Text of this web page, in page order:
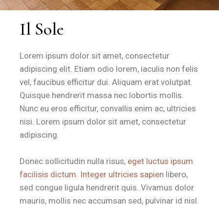
Il Sole
Lorem ipsum dolor sit amet, consectetur
adipiscing elit. Etiam odio lorem, iaculis non felis
vel, faucibus efficitur dui. Aliquam erat volutpat.
Quisque hendrerit massa nec lobortis mollis.
Nunc eu eros efficitur, convallis enim ac, ultricies
nisi. Lorem ipsum dolor sit amet, consectetur
adipiscing.
Donec sollicitudin nulla risus, eget luctus ipsum
facilisis dictum. Integer ultricies sapien libero,
sed congue ligula hendrerit quis. Vivamus dolor
mauris, mollis nec accumsan sed, pulvinar id nisl.